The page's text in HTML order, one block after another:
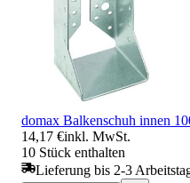
domax Balkenschuh innen
14,17 €inkl. MwSt.
10 Stück enthalten
Lieferung bis 2-3